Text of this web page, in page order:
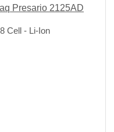
Presario 2125AD